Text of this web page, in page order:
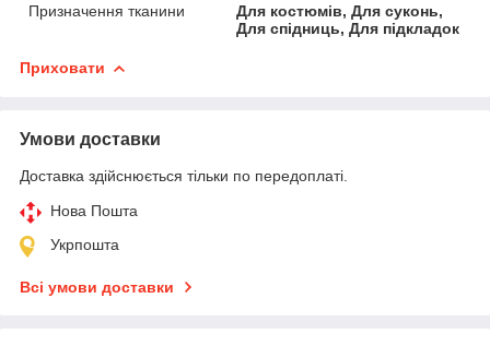
Призначення тканини
Для костюмів, Для суконь,
Для спідниць, Для підкладок
Приховати
Умови доставки
Доставка здійснюється тільки по передоплаті.
Нова Пошта
Укрпошта
Всі умови доставки